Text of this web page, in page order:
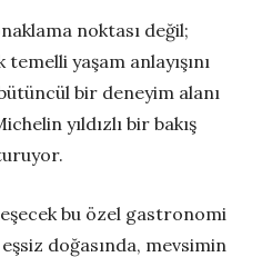
noktası değil;
yaşam anlayışını
bir deneyim alanı
yıldızlı bir bakış
bu özel gastronomi
eşsiz doğasında, mevsimin